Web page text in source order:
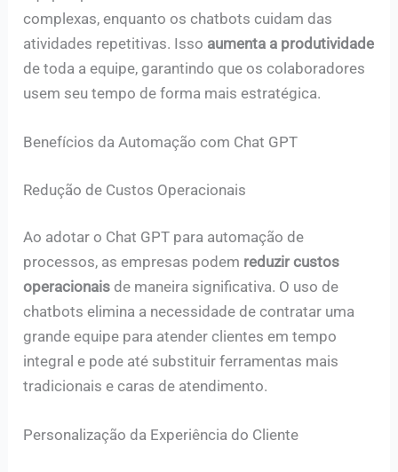
complexas, enquanto os chatbots cuidam das
atividades repetitivas. Isso aumenta a produtividade
de toda a equipe, garantindo que os colaboradores
usem seu tempo de forma mais estratégica.
Benefícios da Automação com Chat GPT
Redução de Custos Operacionais
Ao adotar o Chat GPT para automação de
processos, as empresas podem reduzir custos
operacionais de maneira significativa. O uso de
chatbots elimina a necessidade de contratar uma
grande equipe para atender clientes em tempo
integral e pode até substituir ferramentas mais
tradicionais e caras de atendimento.
Personalização da Experiência do Cliente